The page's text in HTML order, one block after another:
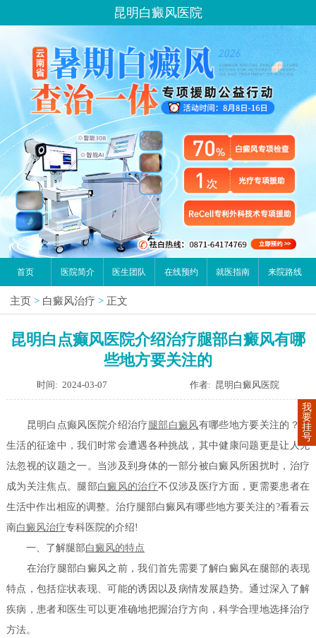
昆明白癜风医院
首页 医院简介 医生团队 在线预约 就医指南 来院路线
主页 > 白癜风治疗 > 正文
昆明白点癫风医院介绍治疗腿部白癜风有哪
些地方要关注的
时间: 2024-03-07 作者: 昆明白癜风医院
昆明白点癫风医院介绍治疗 腿部白癜风有哪些地方要关注的？在
生活的征途中，我们时常会遭遇各种挑战，其中健康问题更是让人无
法忽视的议题之一。当涉及到身体的一部分被白癜风所困扰时，治疗
成为关注焦点。腿部白癜风的治疗不仅涉及医疗方面，更需要患者在
生活中作出相应的调整。治疗腿部白癜风有哪些地方要关注的?看看云
南白癜风治疗专科医院的介绍!
一、了解腿部白癜风的特点
在治疗腿部白癜风之前，我们首先需要了解白癜风在腿部的表现
特点，包括症状表现、可能的诱因以及病情发展趋势。通过深入了解
疾病，患者和医生可以更准确地把握治疗方向，科学合理地选择治疗
方法。
我
要
挂
号